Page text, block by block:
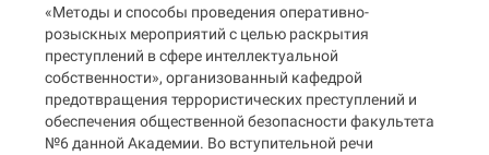
«Методы и способы проведения оперативно-
розыскных мероприятий с целью раскрытия
преступлений в сфере интеллектуальной
собственности», организованный кафедрой
предотвращения террористических преступлений и
обеспечения общественной безопасности факультета
№6 данной Академии. Во вступительной речи